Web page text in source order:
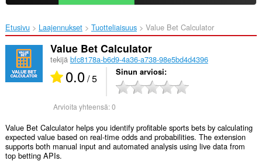
Etusivu Laajennukset Tuotteliaisuus Value Bet Calculator‎
Value Bet Calculator
tekijä bfc8178a-b6d9-4a36-a738-98e5bd4d4396
0.0/ 5 Sinun arviosi
Arvioita yhteensä:0
Value Bet Calculator helps you identify profitable sports bets by calculating
expected value based on real-time odds and probabilities. The extension
supports both manual input and automated analysis using live data from
top betting APIs.